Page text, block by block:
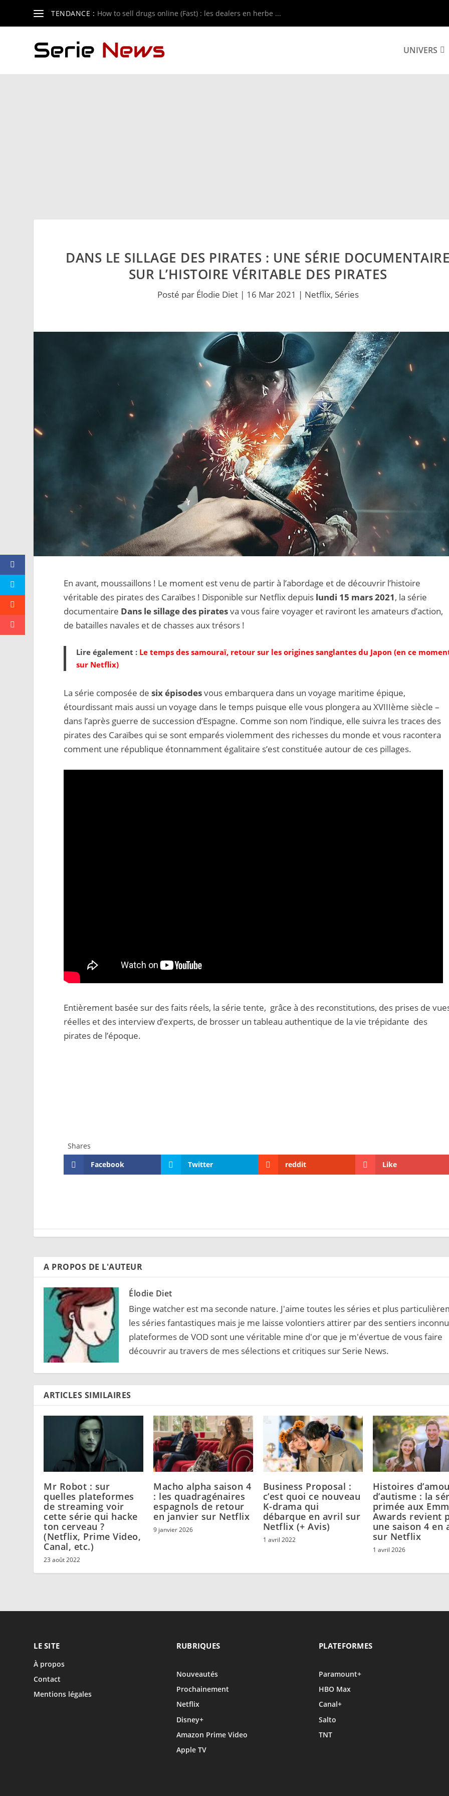
TENDANCE : How to sell drugs online (Fast) : les dealers en herbe ...
UNIVERS
DANS LE SILLAGE DES PIRATES : UNE SÉRIE
SUR L’HISTOIRE VÉRITABLE DES PIRATES
Posté par Élodie Diet| 16 Mar 2021 | Netflix, Séries
En avant, moussaillons ! Le moment est venu de partir à l’abordage et de découvrir l’histoire
véritable des pirates des Caraïbes ! Disponible sur Netflix depuis lundi 15 mars 2021, la série
documentaire Dans le sillage des piratesva vous faire voyager et raviront les amateurs d’action,
de batailles navales et de chasses aux trésors !
Lire également : Le temps des samouraï, retour sur les origines sanglantes du Japon (en ce
sur Netflix)
La série composée desix épisodesvous embarquera dans un voyage maritime épique,
étourdissant mais aussi un voyage dans le temps puisque elle vous plongera au XVIIIème siècle –
dans l’après guerre de succession d’Espagne. Comme son nom l’indique, elle suivra les traces des
pirates des Caraïbes qui se sont emparés violemment des richesses du monde et vous racontera
comment une république étonnamment égalitaire s’est constituée autour de ces pillages.
Entièrement basée sur des faits réels, la série tente, grâce à des reconstitutions, des prises de
réelles et des interview d’experts, de brosser un tableau authentique de la vie trépidante des
pirates de l’époque.
Shares
Facebook
Twitter reddit Like
A PROPOS DE L'AUTEUR
Élodie Diet
Binge watcher est ma seconde nature. J'aime toutes les séries et plus
les séries fantastiques mais je me laisse volontiers attirer par des sentiers
plateformes de VOD sont une véritable mine d'or que je m'évertue de vous faire
découvrir au travers de mes sélections et critiques sur Serie News.
ARTICLES SIMILAIRES
Mr Robot : sur
quelles plateformes
de streaming voir
cette série qui hacke
ton cerveau ?
(Netflix, Prime Video,
Canal, etc.)
23 août 2022
Macho alpha saison 4
: les quadragénaires
espagnols de retour
en janvier sur Netflix
9 janvier 2026
Business Proposal :
c’est quoi ce nouveau
K-drama qui
débarque en avril sur
Netflix (+ Avis)
1 avril 2022
Histoires
d’autisme : la
primée aux
Awards revient
une saison 4 en
sur Netflix
1 avril 2026
LE SITE
À propos
Contact
Mentions légales
RUBRIQUES
Nouveautés
Prochainement
Netflix
Disney+
Amazon Prime Video
Apple TV
PLATEFORMES
Paramount+
HBO Max
Canal+
Salto
TNT